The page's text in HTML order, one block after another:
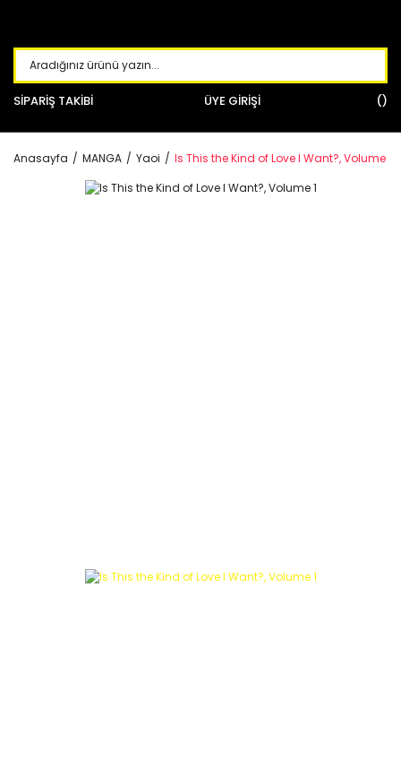
SİPARİŞ TAKİBİ ÜYE GİRİŞİ
Anasayfa MANGA Yaoi Is This the Kind of Love I Want?, Volume 1